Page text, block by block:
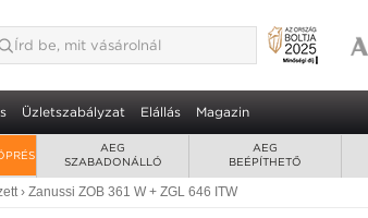
Üzletszabályzat Elállás Magazin
AEG
SZABADONÁLLÓ
AEG
BEÉPÍTHETŐ
› Zanussi ZOB 361 W + ZGL 646 ITW